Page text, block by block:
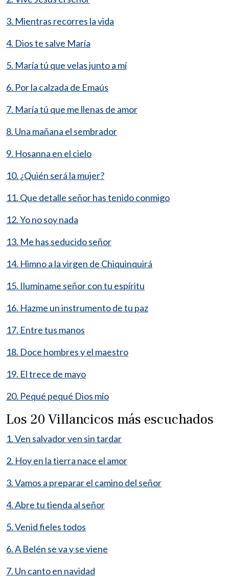
3. Mientras recorres la vida
4. Dios te salve María
5. María tú que velas junto a mí
6. Por la calzada de Emaús
7. María tú que me llenas de amor
8. Una mañana el sembrador
9. Hosanna en el cielo
10. ¿Quién será la mujer?
11. Que detalle señor has tenido conmigo
12. Yo no soy nada
13. Me has seducido señor
14. Himno a la virgen de Chiquinquirá
15. Ilumíname señor con tu espíritu
16. Hazme un instrumento de tu paz
17. Entre tus manos
18. Doce hombres y el maestro
19. El trece de mayo
20. Pequé pequé Dios mío
Los 20 Villancicos más escuchados
1. Ven salvador ven sin tardar
2. Hoy en la tierra nace el amor
3. Vamos a preparar el camino del señor
4. Abre tu tienda al señor
5. Venid fieles todos
6. A Belén se va y se viene
7. Un canto en navidad